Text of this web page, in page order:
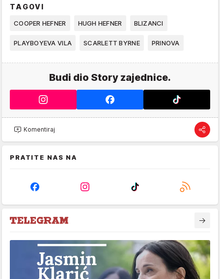
TAGOVI
COOPER HEFNER HUGH HEFNER BLIZANCI
PLAYBOYEVA VILA SCARLETT BYRNE PRINOVA
Budi dio Story zajednice.
Komentiraj
PRATITE NAS NA